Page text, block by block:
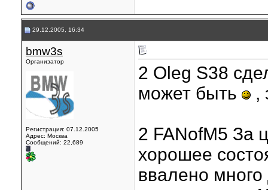
29.12.2005, 16:34
bmw3s
Организатор
Регистрация: 07.12.2005
Адрес: Москва
Сообщений: 22,689
2 Oleg S38
может быть
,
2 FANofM5 За
хорошее
ввалено